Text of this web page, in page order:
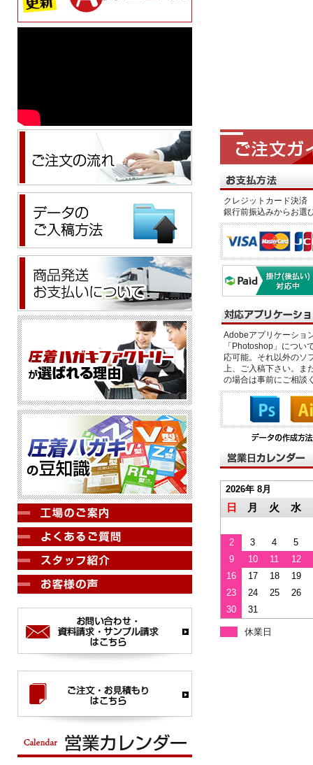
クレジットカード決
銀行前振込みからお選
Adobeアプリケーショ
「Photoshop」につい
応可能。それ以外のソ
上、ご入稿下さい。ま
の場合は事前にご相談
2026年 8月
日 月 火 水
2 3 4
5
9
10 11
12
16
17 18
19
23
24 25
26
30
31
休業日